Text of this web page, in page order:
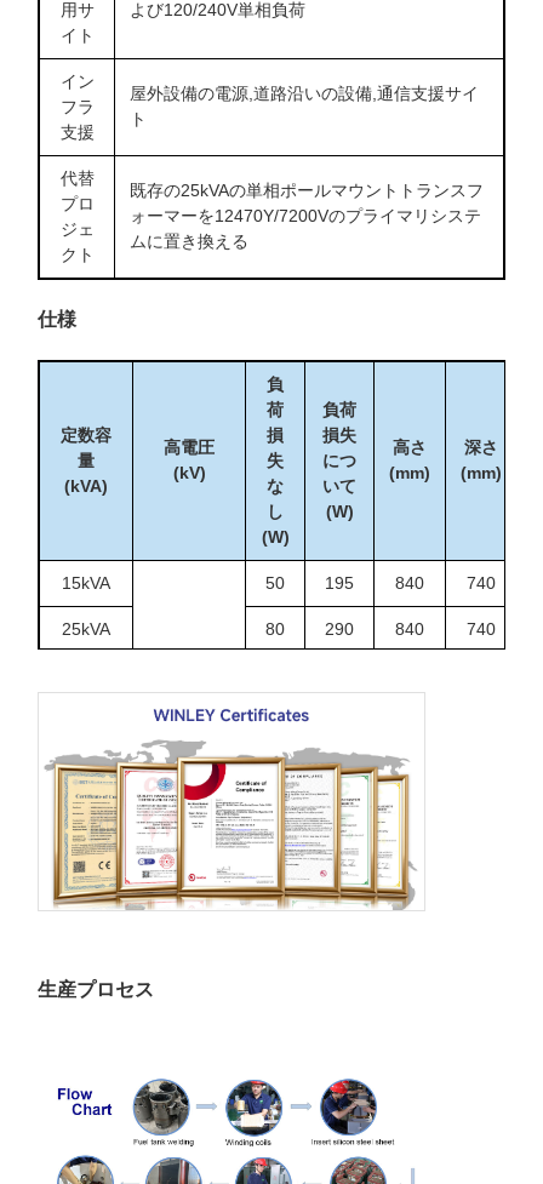
用サ
イト
よび120/240V単相負荷
イン
フラ
支援
屋外設備の電源,道路沿いの設備,通信支援サイ
ト
代替
プロ
ジェ
クト
既存の25kVAの単相ポールマウントトランスフ
ォーマーを12470Y/7200Vのプライマリシステ
ムに置き換える
仕様
定数容
量
(kVA)
高電圧
(kV)
負
荷
損
失
な
し
(W)
負荷
損失
につ
いて
(W)
高さ
(mm)
深さ
(mm)
15kVA
13.2/7.6
12.47/7.2
ほかにも
50 195 840 740
25kVA 80 290 840 740
135
75kVA 190 650 840
100kVA 280 1010
167kVA 435 1530 1000
250kVA 550 2230 1250
生産プロセス